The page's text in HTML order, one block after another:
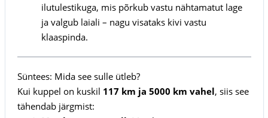
ilutulestikuga, mis põrkub vastu nähtamatut lage
ja valgub laiali – nagu visataks kivi vastu
klaaspinda.
Süntees: Mida see sulle ütleb?
Kui kuppel on kuskil 117 km ja 5000 km vahel, siis see
tähendab järgmist: